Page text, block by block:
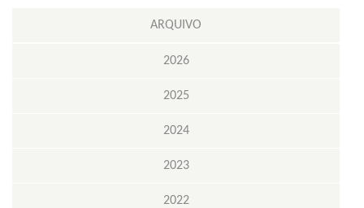
ARQUIVO
2026
2025
2024
2023
2022